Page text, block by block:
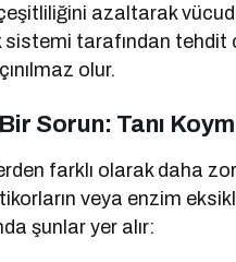
azaltarak
sistemi tarafından
olur.
Sorun: Tanı
farklı olarak daha
veya enzim
şunlar yer alır: